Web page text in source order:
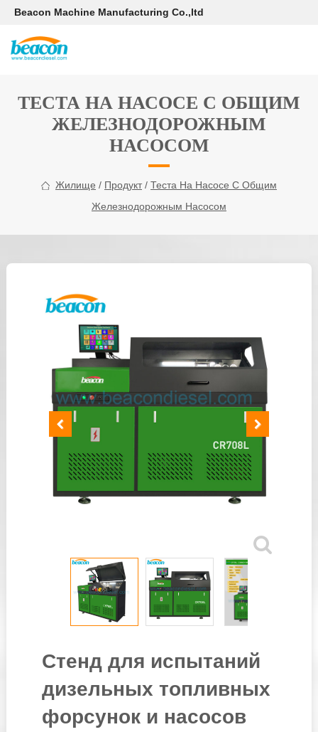
Beacon Machine Manufacturing Co.,ltd
ТЕСТА НА НАСОСЕ С ОБЩИМ
ЖЕЛЕЗНОДОРОЖНЫМ
НАСОСОМ
Жилище / Продукт/ Теста На Насосе С Общим
Железнодорожным Насосом
Стенд для испытаний
дизельных топливных
форсунок и насосов